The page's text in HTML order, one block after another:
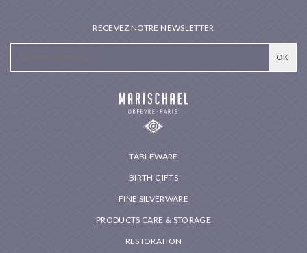
TABLEWARE
BIRTH GIFTS
FINE SILVERWARE
PRODUCTS CARE & STORAGE
RESTORATION
RECEVEZ NOTRE NEWSLETTER